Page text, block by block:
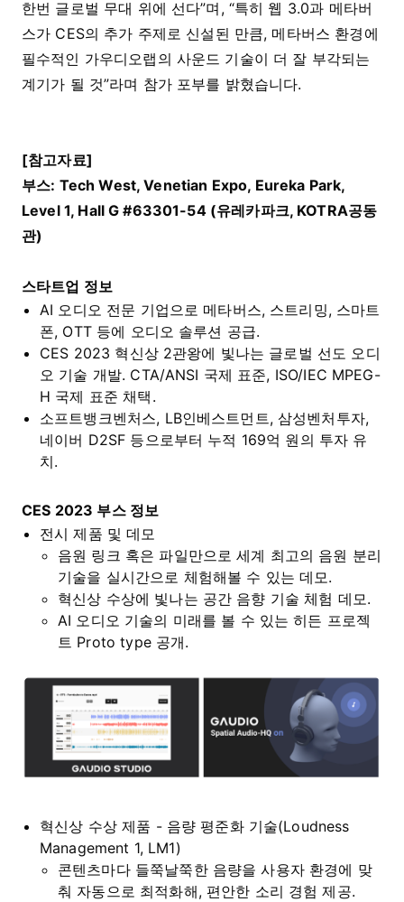
한번 글로벌 무대 위에 선다”며, “특히 웹 3.0과 메타버
스가 CES의 추가 주제로 신설된 만큼, 메타버스 환경에
필수적인 가우디오랩의 사운드 기술이 더 잘 부각되는
계기가 될 것”라며 참가 포부를 밝혔습니다.
[참고자료]
부스: Tech West, Venetian Expo, Eureka Park,
Level 1, Hall G #63301-54 (유레카파크, KOTRA공동
관)
스타트업 정보
AI 오디오 전문 기업으로 메타버스, 스트리밍, 스마트
폰, OTT 등에 오디오 솔루션 공급.
CES 2023 혁신상 2관왕에 빛나는 글로벌 선도 오디
오 기술 개발. CTA/ANSI 국제 표준, ISO/IEC MPEG-
H 국제 표준 채택.
소프트뱅크벤처스, LB인베스트먼트, 삼성벤처투자,
네이버 D2SF 등으로부터 누적 169억 원의 투자 유
치.
CES 2023 부스 정보
전시 제품 및 데모
음원 링크 혹은 파일만으로 세계 최고의 음원 분리
기술을 실시간으로 체험해볼 수 있는 데모.
혁신상 수상에 빛나는 공간 음향 기술 체험 데모.
AI 오디오 기술의 미래를 볼 수 있는 히든 프로젝
트 Proto type 공개.
혁신상 수상 제품 - 음량 평준화 기술(Loudness
Management 1, LM1)
콘텐츠마다 들쭉날쭉한 음량을 사용자 환경에 맞
춰 자동으로 최적화해, 편안한 소리 경험 제공.